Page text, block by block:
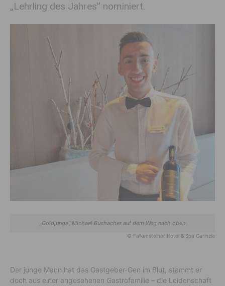
„Lehrling des Jahres” nominiert.
„Goldjunge“ Michael Buchacher auf dem Weg nach oben
© Falkensteiner Hotel & Spa Carinzia
Der junge Mann hat das Gastgeber-Gen im Blut, stammt er
doch aus einer angesehenen Gastrofamilie – die Leidenschaft